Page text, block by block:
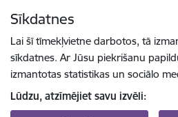
Sīkdatnes
Lai šī tīmekļvietne darbotos, tā
sīkdatnes. Ar Jūsu piekrišanu
izmantotas statistikas un sociālo
Lūdzu, atzīmējiet savu izvēli: